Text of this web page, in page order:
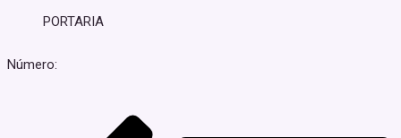
PORTARIA
Número: